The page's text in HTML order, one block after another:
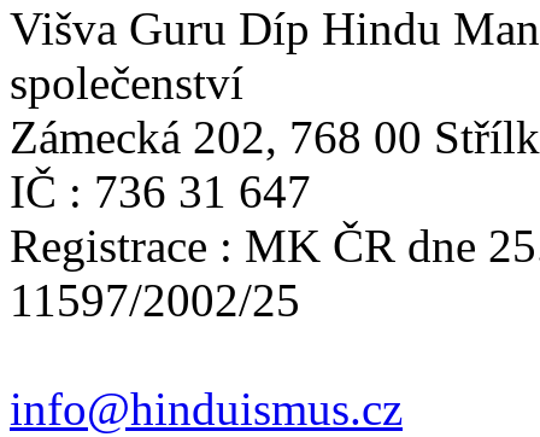
Višva Guru Díp Hindu
společenství
Zámecká 202, 768 00
IČ : 736 31 647
Registrace : MK ČR dne
11597/2002/25
info@hinduismus.cz